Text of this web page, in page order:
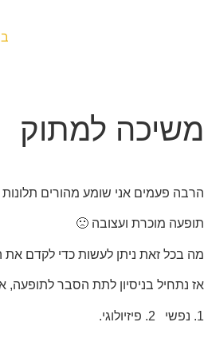
משיכה למתוק
הרבה פעמים אני שומע מהורים
תופעה מוכרת ועצובה 🙁
מה בכל זאת ניתן לעשות כדי לקדם
אז נתחיל בניסיון לתת הסבר לתופעה, אותו
1. נפשי 2. פיזיולוגי.